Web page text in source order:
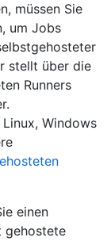
müssen Sie
um Jobs
stellt über die
Runners
Windows
einen
gehostete